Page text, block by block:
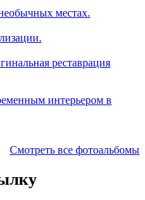
местах.
реставрация
интерьером в
Смотреть все фотоальбомы